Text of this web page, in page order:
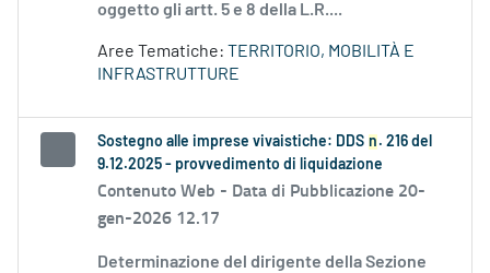
oggetto gli artt. 5 e 8 della L.R....
Aree Tematiche: TERRITORIO, MOBILITÀ E
INFRASTRUTTURE
Sostegno alle imprese vivaistiche: DDS n . 216 del
9.12.2025 - provvedimento di liquidazione
Contenuto Web - Data di Pubblicazione 20-
gen-2026 12.17
Determinazione del dirigente della Sezione